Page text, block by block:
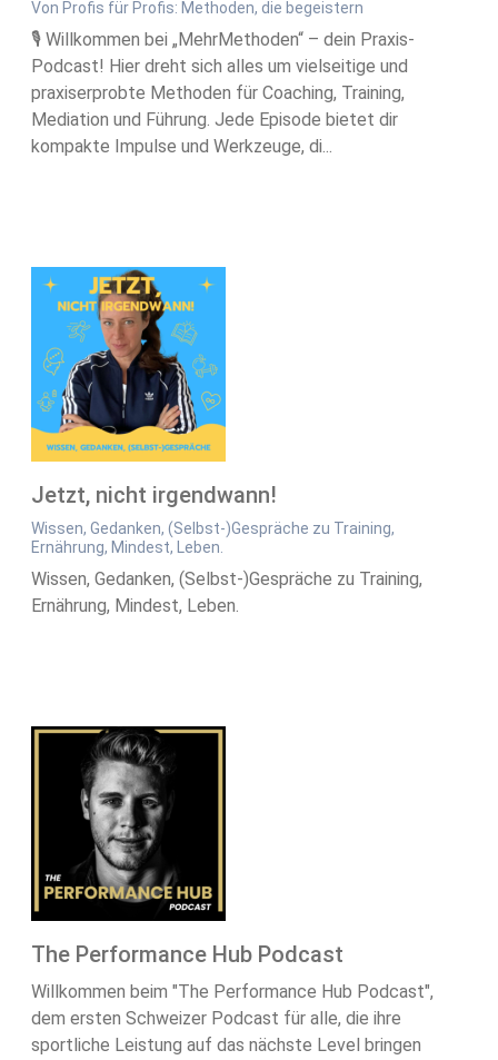
Von Profis für Profis: Methoden, die begeistern
🎙 Willkommen bei „MehrMethoden“ – dein Praxis-
Podcast! Hier dreht sich alles um vielseitige und
praxiserprobte Methoden für Coaching, Training,
Mediation und Führung. Jede Episode bietet dir
kompakte Impulse und Werkzeuge, di...
Jetzt, nicht irgendwann!
Wissen, Gedanken, (Selbst-)Gespräche zu Training,
Ernährung, Mindest, Leben.
Wissen, Gedanken, (Selbst-)Gespräche zu Training,
Ernährung, Mindest, Leben.
The Performance Hub Podcast
Willkommen beim "The Performance Hub Podcast",
dem ersten Schweizer Podcast für alle, die ihre
sportliche Leistung auf das nächste Level bringen